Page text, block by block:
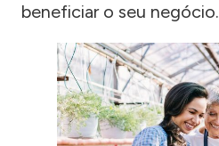
beneficiar o seu negócio.